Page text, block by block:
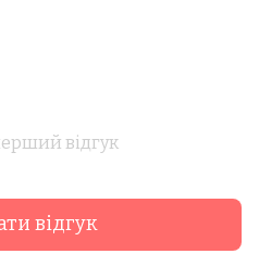
відгук
відгук